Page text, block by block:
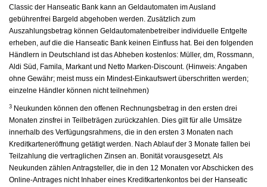
Classic der Hanseatic Bank kann an Geldautomaten im Ausland
gebührenfrei Bargeld abgehoben werden. Zusätzlich zum
Auszahlungsbetrag können Geldautomatenbetreiber individuelle Entgelte
erheben, auf die die Hanseatic Bank keinen Einfluss hat. Bei den folgenden
Händlern in Deutschland ist das Abheben kostenlos: Müller, dm, Rossmann,
Aldi Süd, Famila, Markant und Netto Marken-Discount. (Hinweis: Angaben
ohne Gewähr; meist muss ein Mindest-Einkaufswert überschritten werden;
einzelne Händler können nicht teilnehmen)
3 Neukunden können den offenen Rechnungsbetrag in den ersten drei
Monaten zinsfrei in Teilbeträgen zurückzahlen. Dies gilt für alle Umsätze
innerhalb des Verfügungsrahmens, die in den ersten 3 Monaten nach
Kreditkarteneröffnung getätigt werden. Nach Ablauf der 3 Monate fallen bei
Teilzahlung die vertraglichen Zinsen an. Bonität vorausgesetzt. Als
Neukunden zählen Antragsteller, die in den 12 Monaten vor Abschicken des
Online-Antrages nicht Inhaber eines Kreditkartenkontos bei der Hanseatic